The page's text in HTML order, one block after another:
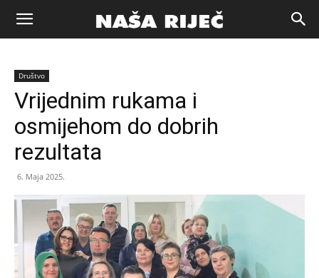
Naša
riječ
Društvo
Vrijednim rukama i
osmijehom do dobrih
rezultata
6. Maja 2025.